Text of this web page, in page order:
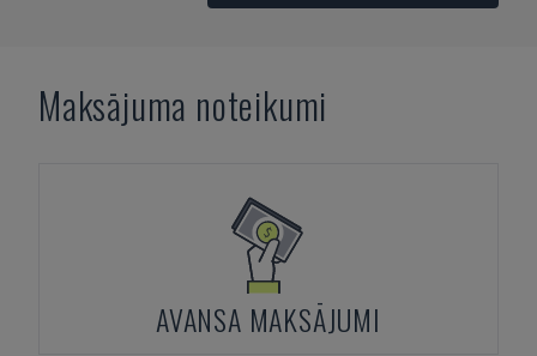
Maksājuma noteikumi
AVANSA MAKSĀJUMI